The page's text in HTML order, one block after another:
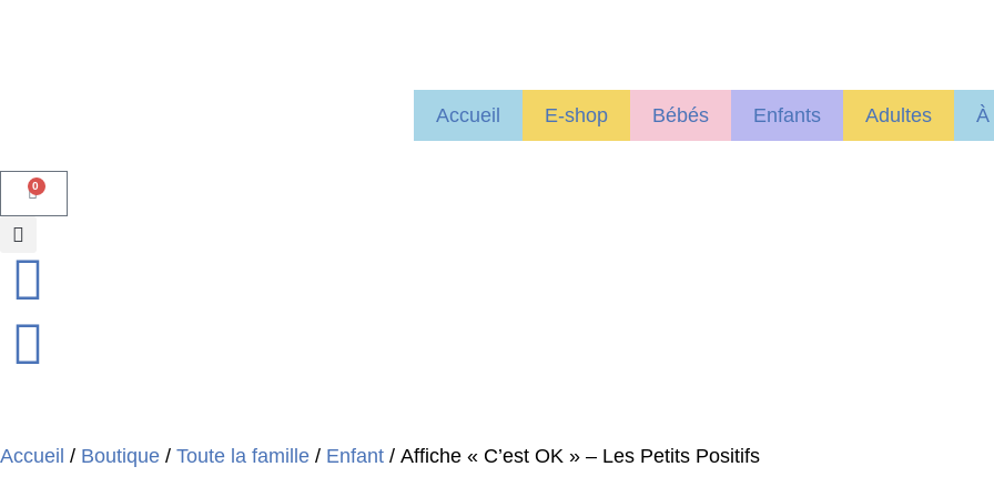
Accueil E-shop Bébés Enfants Adultes À
0
Accueil / Boutique / Toute la famille / Enfant / Affiche « C’est OK » – Les Petits Positifs